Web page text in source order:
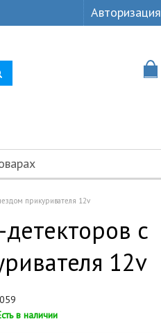
Авторизация
прикуривателя 12v
с
12v
в наличии